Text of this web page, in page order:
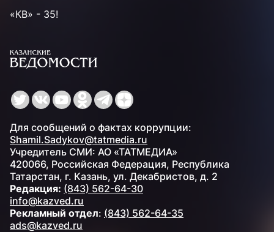
«КВ» - 35!
Для сообщений о фактах коррупции:
Shamil.Sadykov@tatmedia.ru
Учредитель СМИ: АО «ТАТМЕДИА»
420066, Российская Федерация, Республика
Татарстан, г. Казань, ул. Декабристов, д. 2
Редакция: (843) 562-64-30
info@kazved.ru
Рекламный отдел: (843) 562-64-35
ads@kazved.ru